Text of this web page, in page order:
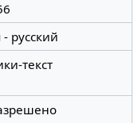
- русский
текст